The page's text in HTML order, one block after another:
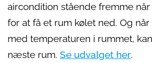
aircondition stående fremme
for at få et rum kølet ned. Og
med temperaturen i rummet,
næste rum. Se udvalget her.